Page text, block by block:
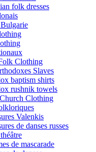
folk dresses
Clothing
Slaves
baptism shirts
rushnik towels
Clothing
Valenkis
de danses russes
de mascarade